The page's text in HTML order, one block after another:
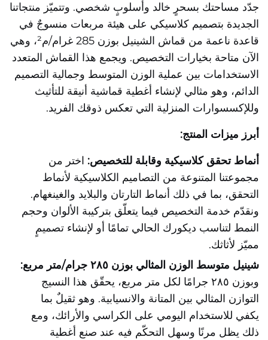
جدّد مساحتك بسحرٍ خالد وأسلوبٍ شخصي. وتتميّز منتجاتنا
الجديدة بتصميم كلاسيكي على هيئة مربعات منسوجٌ في
قاعدة ناعمة من قماش الشينيل بوزن 285 غرام/م²، وهي
الآن متاحة بخيارات التخصيص. ويجمع هذا القماش المتعدد
الاستخدامات بين عملية الوزن المتوسط وجمالية التصميم
الدائم، وهو مثالي لإنشاء أغطية قماشية أنيقة للتأثيث
وللإكسسوارات المنزلية التي تعكس ذوقك الفريد.
أبرز ميزات المنتج:
أنماط تحقق كلاسيكية وقابلة للتخصيص: اختر من
مجموعتنا المتنوعة من التصاميم الكلاسيكية لأنماط
التحقق، بما في ذلك أنماط التارتان والبلايد والغينغهام.
ونقدّم خدمة التخصيص فيما يتعلّق بتركيبة الألوان وحجم
النمط لتناسب ديكورك الحالي تمامًا أو لإنشاء تصميمٍ
مميّز لأثاثك.
شينيل متوسط الوزن المثالي بوزن ٢٨٥ جرام/متر مربع:
وبوزن ٢٨٥ جرامًا لكل متر مربع، يحقّق هذا النسيج
التوازن المثالي بين المتانة والانسيابية. وهو ثقيلٌ بما
يكفي للاستخدام اليومي على الكراسي والأرائك، ومع
ذلك يظل مرنًا وسهل التحكّم فيه عند صنع أغطية